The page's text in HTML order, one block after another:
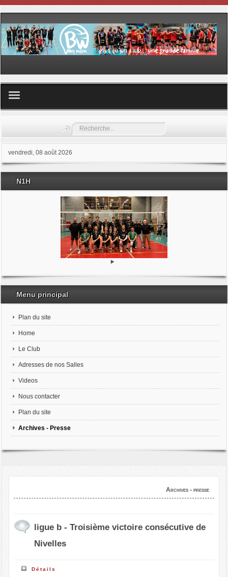
Les samedis du sport
Les stages
Documents
Rechercher
vendredi, 08 août 2026
N1H
Menu principal
Plan du site
Home
Le Club
Adresses de nos Salles
Videos
Nous contacter
Plan du site
Archives - Presse
Archives - presse
ligue b - Troisième victoire consécutive de
Nivelles
Détails